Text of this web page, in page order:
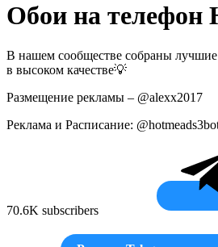
Обои на телефон
В нашем сообществе собраны
в высоком качестве💡
Размещение рекламы – @alexx2017
Реклама и Расписание:
70.6K subscribers